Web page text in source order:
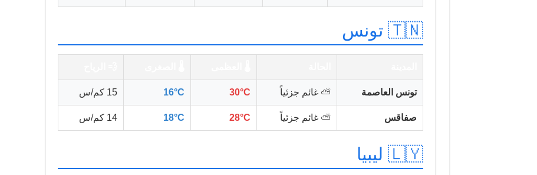
🇹🇳 تونس
تونس العاصمة ⛅ غائم جزئياً 30°C
16°C 15 كم/س
صفاقس ⛅ غائم جزئياً 28°C
18°C 14 كم/س
🇱🇾 ليبيا